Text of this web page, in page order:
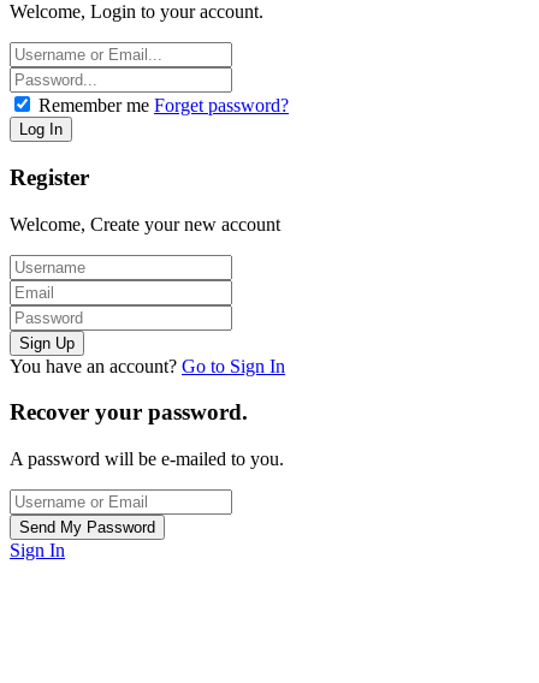
Welcome, Login to your account.
Remember me Forget password?
Register
Welcome, Create your new account
You have an account? Go to Sign In
Recover your password.
A password will be e-mailed to you.
Sign In